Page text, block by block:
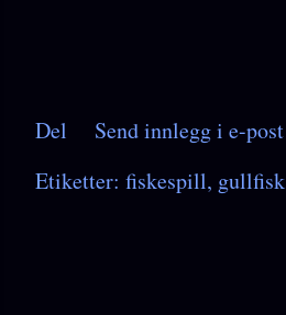
Del
Send innlegg i e-post
Etiketter: fiskespill gullfisk